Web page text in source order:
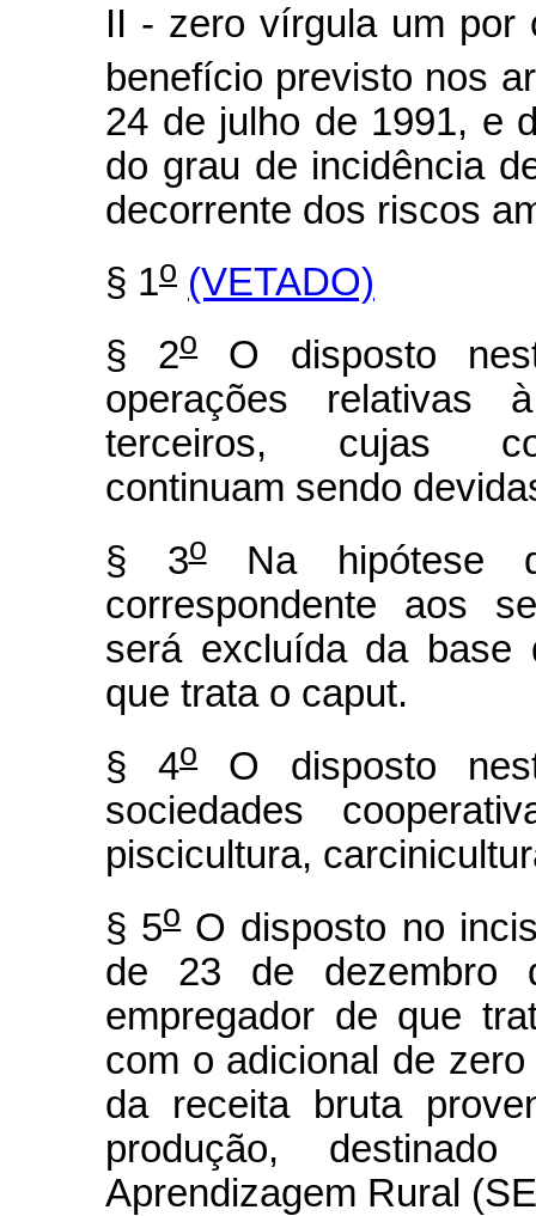
II - zero vírgula um por
benefício previsto nos
24 de julho de 1991, e
do grau de incidência
decorrente dos riscos
§ 1o (VETADO)
§ 2oO disposto
operações relativas
terceiros, cujas
continuam sendo
§ 3oNa hipótese
correspondente aos
será excluída da base
que trata o caput.
§ 4oO disposto
sociedades
piscicultura,
§ 5oO disposto no
de 23 de dezembro
empregador de que
com o adicional de
da receita bruta
produção,
Aprendizagem Rural